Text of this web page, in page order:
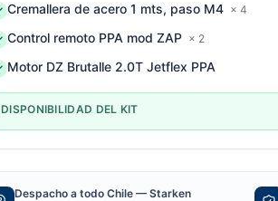
Cremallera de acero 1 mts, paso M4 × 4
Control remoto PPA mod ZAP × 2
Motor DZ Brutalle 2.0T Jetflex PPA
DISPONIBILIDAD DEL KIT
Despacho a todo Chile — Starken